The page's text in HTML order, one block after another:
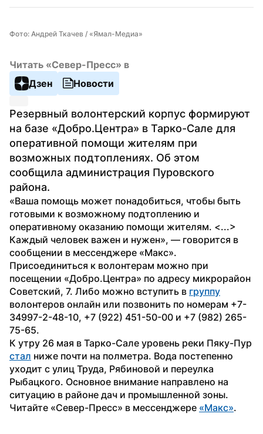
Фото: Андрей Ткачев / «Ямал-Медиа»
Читать «Север-Пресс» в
Дзен
Новости
Резервный волонтерский корпус формируют
на базе «Добро.Центра» в Тарко-Сале для
оперативной помощи жителям при
возможных подтоплениях. Об этом
сообщила администрация Пуровского
района.
«Ваша помощь может понадобиться, чтобы быть
готовыми к возможному подтоплению и
оперативному оказанию помощи жителям. <...>
Каждый человек важен и нужен», — говорится в
сообщении в мессенджере «Макс».
Присоединиться к волонтерам можно при
посещении «Добро.Центра» по адресу микрорайон
Советский, 7. Либо можно вступить в группу
волонтеров онлайн или позвонить по номерам +7-
34997-2-48-10, +7 (922) 451-50-00 и +7 (982) 265-
75-65.
стал ниже почти на полметра. Вода постепенно
уходит с улиц Труда, Рябиновой и переулка
Рыбацкого. Основное внимание направлено на
ситуацию в районе дач и промышленной зоны.
Читайте «Север-Пресс» в мессенджере «Макс».